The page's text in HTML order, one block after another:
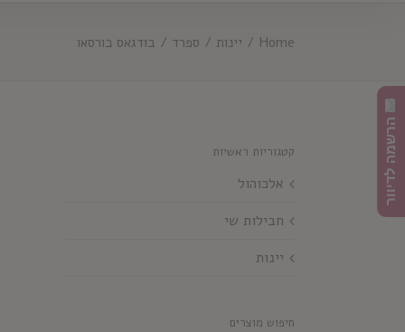
Home
/ יינות / ספרד / בודגאס בורסאו
קטגוריות ראשיות
אלכוהול
חבילות שי
יינות
חיפוש מוצרים
הרשמה לדיוור